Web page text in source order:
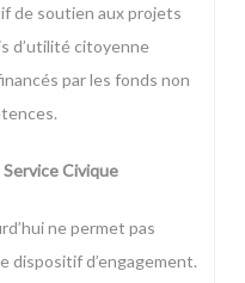
de soutien aux projets
d’utilité citoyenne
par les fonds non
Civique
ne permet pas
dispositif d’engagement.